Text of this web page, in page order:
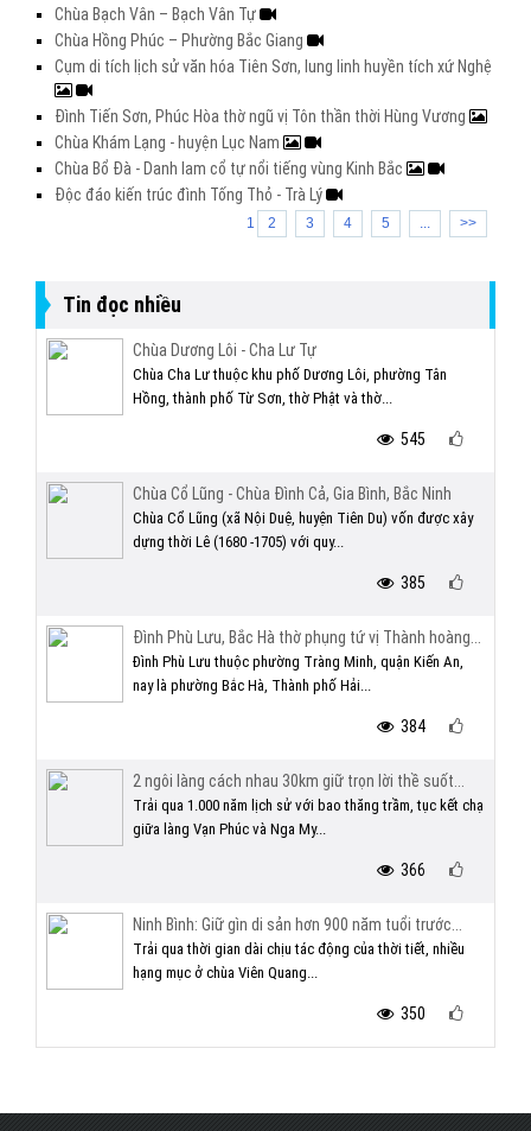
Chùa Bạch Vân – Bạch Vân Tự
Chùa Hồng Phúc – Phường Bắc Giang
Cụm di tích lịch sử văn hóa Tiên Sơn, lung linh huyền tích xứ Nghệ
Đình Tiến Sơn, Phúc Hòa thờ ngũ vị Tôn thần thời Hùng Vương
Chùa Khám Lạng - huyện Lục Nam
Chùa Bổ Đà - Danh lam cổ tự nổi tiếng vùng Kinh Bắc
Độc đáo kiến trúc đình Tống Thỏ - Trà Lý
1 2 3 4 5 ... >>
Tin đọc nhiều
Chùa Dương Lôi - Cha Lư Tự
Chùa Cha Lư thuộc khu phố Dương Lôi, phường Tân
Hồng, thành phố Từ Sơn, thờ Phật và thờ...
545
Chùa Cổ Lũng - Chùa Đình Cả, Gia Bình, Bắc Ninh
Chùa Cổ Lũng (xã Nội Duệ, huyện Tiên Du) vốn được xây
dựng thời Lê (1680 -1705) với quy...
385
Đình Phù Lưu, Bắc Hà thờ phụng tứ vị Thành hoàng...
Đình Phù Lưu thuộc phường Tràng Minh, quận Kiến An,
nay là phường Bắc Hà, Thành phố Hải...
384
2 ngôi làng cách nhau 30km giữ trọn lời thề suốt...
Trải qua 1.000 năm lịch sử với bao thăng trầm, tục kết chạ
giữa làng Vạn Phúc và Nga My...
366
Ninh Bình: Giữ gìn di sản hơn 900 năm tuổi trước...
Trải qua thời gian dài chịu tác động của thời tiết, nhiều
hạng mục ở chùa Viên Quang...
350